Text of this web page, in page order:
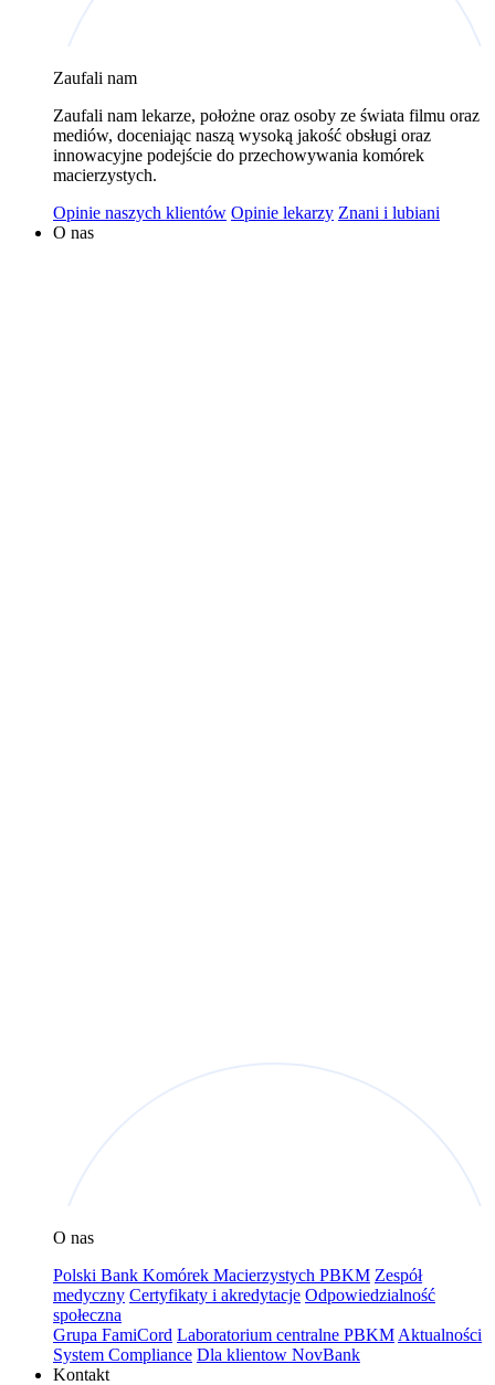
wykorzystywaniem plików cookies w powyższych celach
siedzibą w Warszawie. Niezależnymi administratorami
danych mogą być także nasi partnerzy. Informacje na
temat wykorzystywanych plików cookies i przetwarzania
danych osobowych, w tym o przysługujących prawach,
znajduje się wPolityce Prywatności
Zaufali nam
Zaufali nam lekarze, położne oraz osoby ze świata filmu oraz
mediów, doceniając naszą wysoką jakość obsługi oraz
innowacyjne podejście do przechowywania komórek
macierzystych.
Opinie naszych klientów Opinie lekarzy Znani i lubiani
O nas
O nas
Polski Bank Komórek Macierzystych PBKM Zespół
medyczny Certyfikaty i akredytacje Odpowiedzialność
społeczna
Grupa FamiCord Laboratorium centralne PBKM Aktualności
System Compliance Dla klientow NovBank
Kontakt